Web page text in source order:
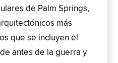
de Palm Springs,
más
que se incluyen el
antes de la guerra y